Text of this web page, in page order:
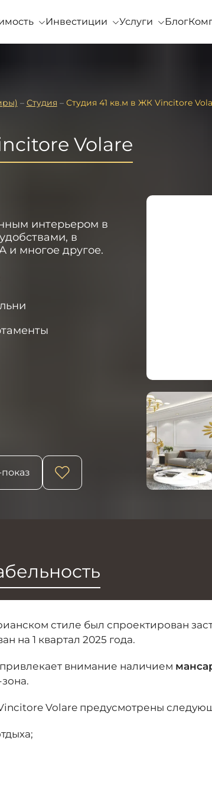
Инвестиции Услуги Блог
– Студия – Студия 41 кв.м в ЖК Vincitore
Volare
интерьером в
в
и многое другое.
стиле был спроектирован
на 1 квартал 2025 года.
внимание наличием
Volare предусмотрены